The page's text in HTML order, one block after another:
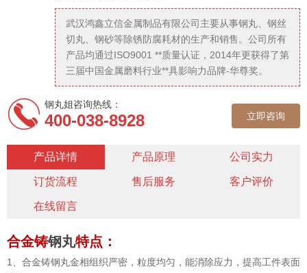
武汉鸿鑫立信金属制品有限公司主要从事钢丸、钢丝
切丸、钢砂等除锈防腐耗材的生产和销售。公司所有
产品均通过ISO9001 **质量认证，2014年更获得了第
三届中国金属磨料行业**具影响力品牌-华尊奖。
钢丸姐咨询热线：
400-038-8928 立即咨询
产品详情 产品原理 公司实力
订货流程 售后服务 客户评价
在线留言
合金铸钢丸特点：
1、合金铸钢丸金相组织严密，粒度均匀，能消除应力，提高工件表面